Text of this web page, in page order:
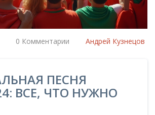
0 Комментарии Андрей Кузнецов
ПЕСНЯ
ВСЕ, ЧТО НУЖНО